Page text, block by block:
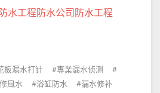
水工程防水公司防水工程
板漏水打针
專業漏水侦测
風水 浴缸防水
漏水修补